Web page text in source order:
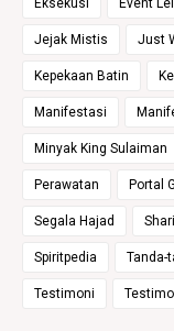
Eksekusi Event
Jejak Mistis Just
Kepekaan Batin
Manifestasi
Minyak King Sulaiman
Perawatan Portal
Segala Hajad
Spiritpedia Tanda-
Testimoni